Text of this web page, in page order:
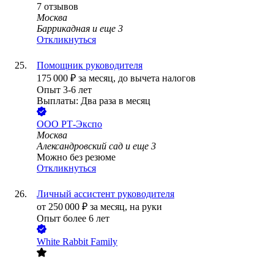
7 отзывов
Москва
Баррикадная и еще 3
Откликнуться
Помощник руководителя
175 000 ₽ за месяц, до вычета налогов
Опыт 3-6 лет
Выплаты: Два раза в месяц
ООО РТ-Экспо
Москва
Александровский сад и еще 3
Можно без резюме
Откликнуться
Личный ассистент руководителя
от 250 000 ₽ за месяц, на руки
Опыт более 6 лет
White Rabbit Family